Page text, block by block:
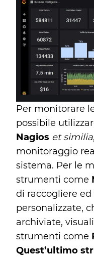
Per monitorare
possibile
Nagios et similia
monitoraggio
sistema. Per le
strumenti come
di raccogliere
personalizzate,
archiviate,
strumenti come
Quest’ultimo